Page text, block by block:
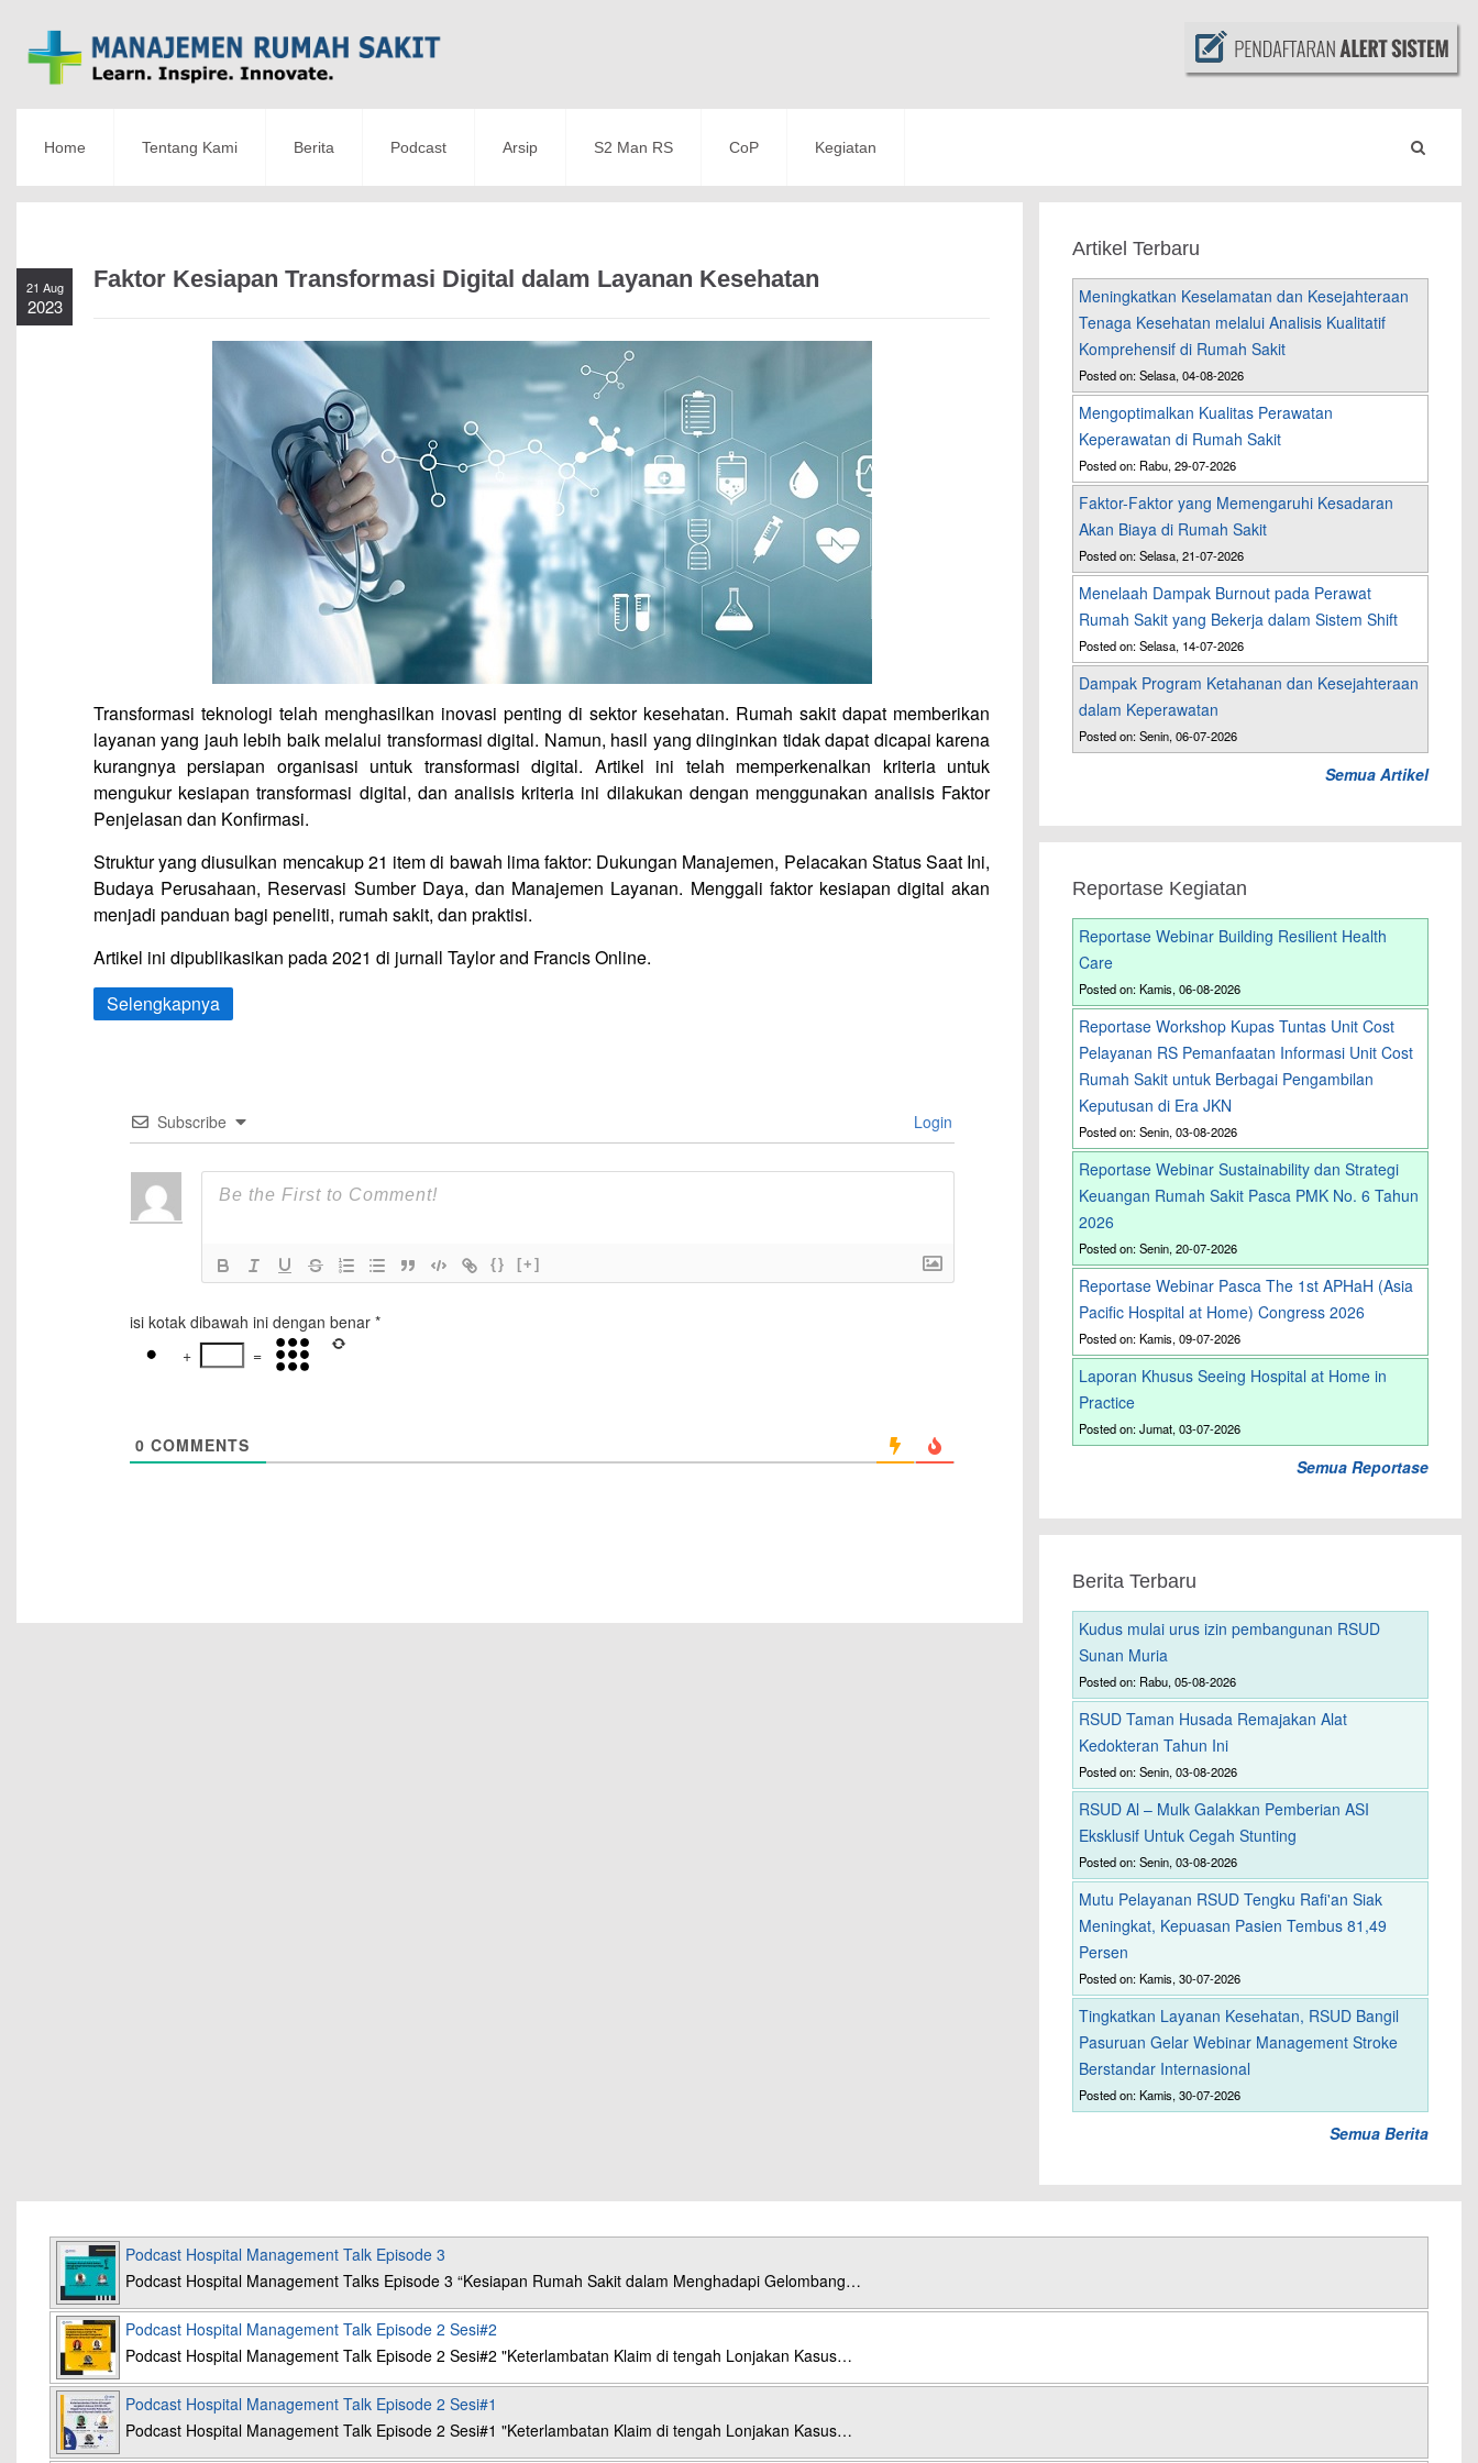
Home Tentang Kami Berita Podcast Arsip S2 Man RS CoP Kegiatan
21 Aug
2023
Faktor Kesiapan Transformasi Digital dalam Layanan Kesehatan
Transformasi teknologi telah menghasilkan inovasi penting di sektor kesehatan. Rumah sakit dapat memberikan
layanan yang jauh lebih baik melalui transformasi digital. Namun, hasil yang diinginkan tidak dapat dicapai karena
kurangnya persiapan organisasi untuk transformasi digital. Artikel ini telah memperkenalkan kriteria untuk
mengukur kesiapan transformasi digital, dan analisis kriteria ini dilakukan dengan menggunakan analisis Faktor
Penjelasan dan Konfirmasi.
Struktur yang diusulkan mencakup 21 item di bawah lima faktor: Dukungan Manajemen, Pelacakan Status Saat Ini,
Budaya Perusahaan, Reservasi Sumber Daya, dan Manajemen Layanan. Menggali faktor kesiapan digital akan
menjadi panduan bagi peneliti, rumah sakit, dan praktisi.
Artikel ini dipublikasikan pada 2021 di jurnall Taylor and Francis Online.
Selengkapnya
Subscribe Login
{} [+]
isi kotak dibawah ini dengan benar*
+
=
0 COMMENTS
Artikel Terbaru
Meningkatkan Keselamatan dan Kesejahteraan
Tenaga Kesehatan melalui Analisis Kualitatif
Komprehensif di Rumah Sakit
Posted on: Selasa, 04-08-2026
Mengoptimalkan Kualitas Perawatan
Keperawatan di Rumah Sakit
Posted on: Rabu, 29-07-2026
Faktor-Faktor yang Memengaruhi Kesadaran
Akan Biaya di Rumah Sakit
Posted on: Selasa, 21-07-2026
Menelaah Dampak Burnout pada Perawat
Rumah Sakit yang Bekerja dalam Sistem Shift
Posted on: Selasa, 14-07-2026
Dampak Program Ketahanan dan Kesejahteraan
dalam Keperawatan
Posted on: Senin, 06-07-2026
Semua Artikel
Reportase Kegiatan
Reportase Webinar Building Resilient Health
Care
Posted on: Kamis, 06-08-2026
Reportase Workshop Kupas Tuntas Unit Cost
Pelayanan RS Pemanfaatan Informasi Unit Cost
Rumah Sakit untuk Berbagai Pengambilan
Keputusan di Era JKN
Posted on: Senin, 03-08-2026
Reportase Webinar Sustainability dan Strategi
Keuangan Rumah Sakit Pasca PMK No. 6 Tahun
2026
Posted on: Senin, 20-07-2026
Reportase Webinar Pasca The 1st APHaH (Asia
Pacific Hospital at Home) Congress 2026
Posted on: Kamis, 09-07-2026
Laporan Khusus Seeing Hospital at Home in
Practice
Posted on: Jumat, 03-07-2026
Semua Reportase
Berita Terbaru
Kudus mulai urus izin pembangunan RSUD
Sunan Muria
Posted on: Rabu, 05-08-2026
RSUD Taman Husada Remajakan Alat
Kedokteran Tahun Ini
Posted on: Senin, 03-08-2026
RSUD Al – Mulk Galakkan Pemberian ASI
Eksklusif Untuk Cegah Stunting
Posted on: Senin, 03-08-2026
Mutu Pelayanan RSUD Tengku Rafi'an Siak
Meningkat, Kepuasan Pasien Tembus 81,49
Persen
Posted on: Kamis, 30-07-2026
Tingkatkan Layanan Kesehatan, RSUD Bangil
Pasuruan Gelar Webinar Management Stroke
Berstandar Internasional
Posted on: Kamis, 30-07-2026
Semua Berita
Podcast Hospital Management Talk Episode 3
Podcast Hospital Management Talks Episode 3 “Kesiapan Rumah Sakit dalam Menghadapi Gelombang…
Podcast Hospital Management Talk Episode 2 Sesi#2
Podcast Hospital Management Talk Episode 2 Sesi#2 "Keterlambatan Klaim di tengah Lonjakan Kasus…
Podcast Hospital Management Talk Episode 2 Sesi#1
Podcast Hospital Management Talk Episode 2 Sesi#1 "Keterlambatan Klaim di tengah Lonjakan Kasus…